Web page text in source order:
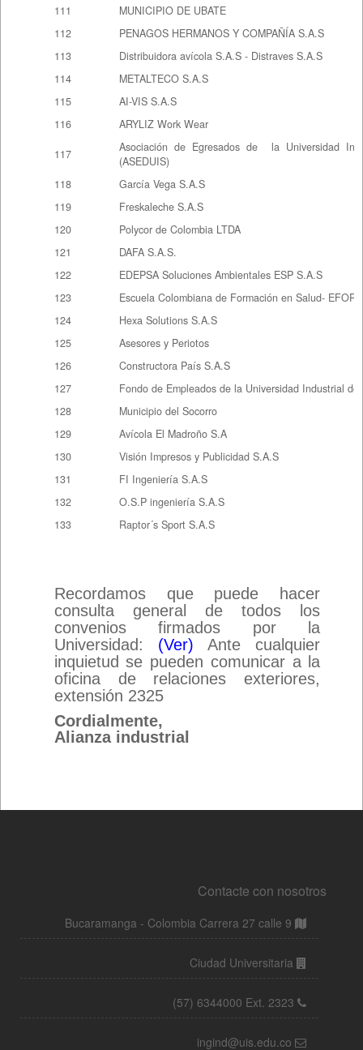
Contacte con nosotros
Bucaramanga - Colombia Carrera 27 calle 9
Ciudad Universitaria
(57) 6344000 Ext. 2323
ingind@uis.edu.co